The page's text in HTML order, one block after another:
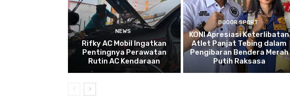
NEWS
Rifky AC Mobil Ingatkan
Pentingnya Perawatan
Rutin AC Kendaraan
BOGOR SPORT
KONI Apresiasi Keterlibatan
Atlet Panjat Tebing dalam
Pengibaran Bendera Merah
Putih Raksasa